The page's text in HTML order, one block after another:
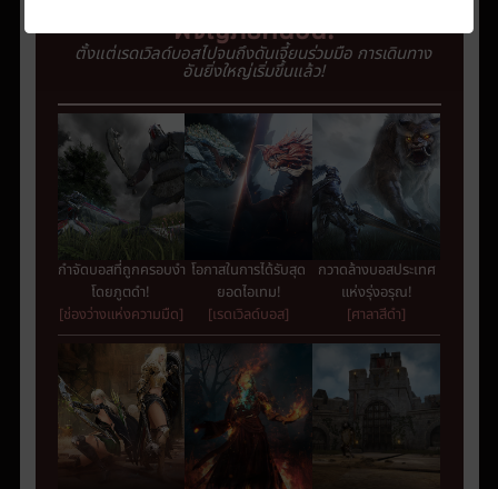
ผจญภัยคนอื่น!
ตั้งแต่เรดเวิลด์บอสไปจนถึงดันเจี้ยนร่วมมือ การเดินทาง
อันยิ่งใหญ่เริ่มขึ้นแล้ว!
กำจัดบอสที่ถูกครอบงำ
โดยภูตดำ!
[ช่องว่างแห่งความมืด]
โอกาสในการได้รับสุด
ยอดไอเทม!
[เรดเวิลด์บอส]
กวาดล้างบอสประเทศ
แห่งรุ่งอรุณ!
[ศาลาสีดำ]